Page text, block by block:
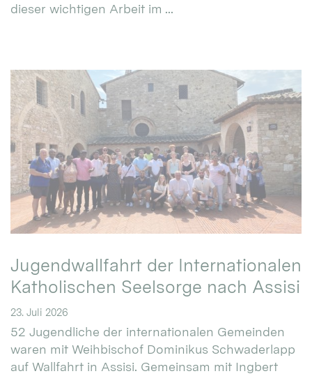
dieser wichtigen Arbeit im ...
Jugendwallfahrt der Internationalen
Katholischen Seelsorge nach Assisi
23. Juli 2026
52 Jugendliche der internationalen Gemeinden
waren mit Weihbischof Dominikus Schwaderlapp
auf Wallfahrt in Assisi. Gemeinsam mit Ingbert